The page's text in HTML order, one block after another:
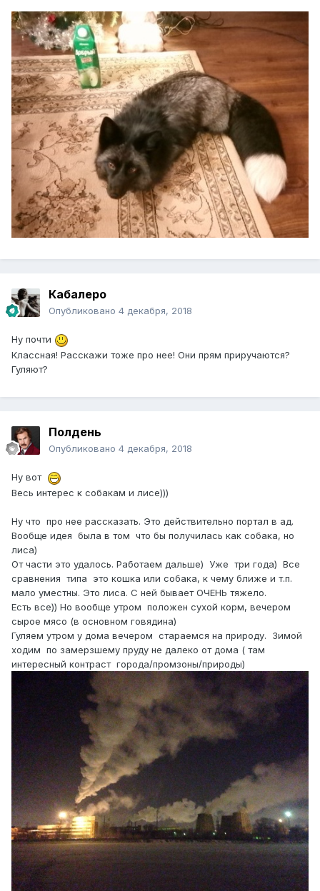
Кабалеро
Опубликовано 4 декабря, 2018
Ну почти
Классная! Расскажи тоже про нее! Они прям приручаются?
Гуляют?
Полдень
Опубликовано 4 декабря, 2018
Ну вот
Весь интерес к собакам и лисе)))
Ну что про нее рассказать. Это действительно портал в ад.
Вообще идея была в том что бы получилась как собака, но
лиса)
От части это удалось. Работаем дальше) Уже три года) Все
сравнения типа это кошка или собака, к чему ближе и т.п.
мало уместны. Это лиса. С ней бывает ОЧЕНЬ тяжело.
Есть все)) Но вообще утром положен сухой корм, вечером
сырое мясо (в основном говядина)
Гуляем утром у дома вечером стараемся на природу. Зимой
ходим по замерзшему пруду не далеко от дома ( там
интересный контраст города/промзоны/природы)